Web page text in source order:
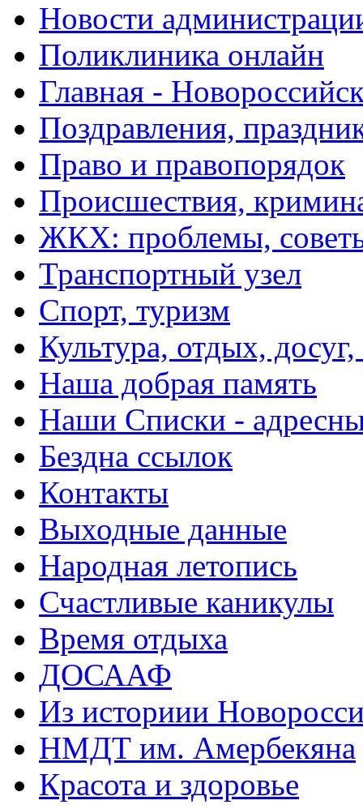
Новости
Поликлиника онлайн
Главная -
Поздравления,
Право и правопорядок
Происшествия,
ЖКХ: проблемы,
Транспортный узел
Спорт, туризм
Культура, отдых,
Наша добрая память
Наши Списки -
Бездна ссылок
Контакты
Выходные данные
Народная летопись
Счастливые каникулы
Время отдыха
ДОСААФ
Из историии
НМДТ им. Амербекяна
Красота и здоровье